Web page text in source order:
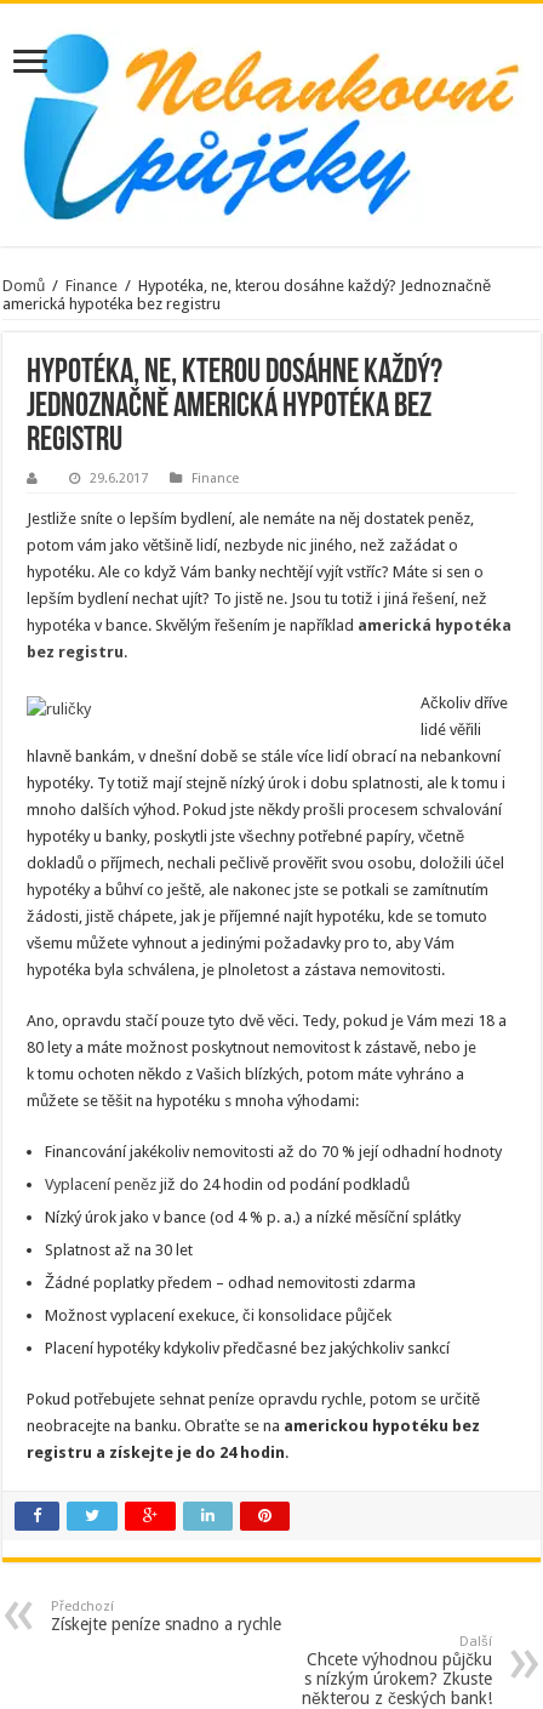
Domů / Finance / Hypotéka, ne, kterou dosáhne každý? Jednoznačně
americká hypotéka bez registru
Hypotéka, ne, kterou dosáhne každý?
Jednoznačně americká hypotéka bez
registru
29.6.2017 Finance
Jestliže sníte o lepším bydlení, ale nemáte na něj dostatek peněz,
potom vám jako většině lidí, nezbyde nic jiného, než zažádat o
hypotéku. Ale co když Vám banky nechtějí vyjít vstříc? Máte si sen o
lepším bydlení nechat ujít? To jistě ne. Jsou tu totiž i jiná řešení, než
hypotéka v bance. Skvělým řešením je například americká hypotéka
bez registru.
Ačkoliv dříve
lidé věřili
hlavně bankám, v dnešní době se stále více lidí obrací na nebankovní
hypotéky. Ty totiž mají stejně nízký úrok i dobu splatnosti, ale k tomu i
mnoho dalších výhod. Pokud jste někdy prošli procesem schvalování
hypotéky u banky, poskytli jste všechny potřebné papíry, včetně
dokladů o příjmech, nechali pečlivě prověřit svou osobu, doložili účel
hypotéky a bůhví co ještě, ale nakonec jste se potkali se zamítnutím
žádosti, jistě chápete, jak je příjemné najít hypotéku, kde se tomuto
všemu můžete vyhnout a jedinými požadavky pro to, aby Vám
hypotéka byla schválena, je plnoletost a zástava nemovitosti.
Ano, opravdu stačí pouze tyto dvě věci. Tedy, pokud je Vám mezi 18 a
80 lety a máte možnost poskytnout nemovitost k zástavě, nebo je
k tomu ochoten někdo z Vašich blízkých, potom máte vyhráno a
můžete se těšit na hypotéku s mnoha výhodami:
Financování jakékoliv nemovitosti až do 70 % její odhadní hodnoty
Vyplacení peněz již do 24 hodin od podání podkladů
Nízký úrok jako v bance (od 4 % p. a.) a nízké měsíční splátky
Splatnost až na 30 let
Žádné poplatky předem – odhad nemovitosti zdarma
Možnost vyplacení exekuce, či konsolidace půjček
Placení hypotéky kdykoliv předčasné bez jakýchkoliv sankcí
Pokud potřebujete sehnat peníze opravdu rychle, potom se určitě
neobracejte na banku. Obraťte se na americkou hypotéku bez
registru a získejte je do 24 hodin.
Předchozí
Získejte peníze snadno a rychle
Další
Chcete výhodnou půjčku
s nízkým úrokem? Zkuste
některou z českých bank!